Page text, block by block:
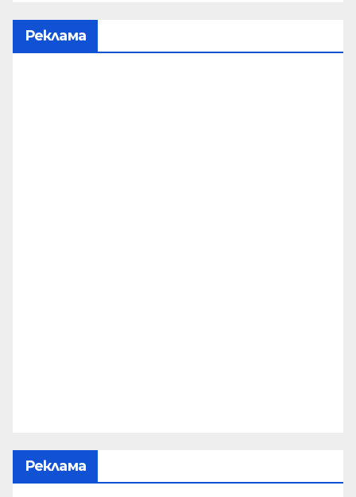
Реклама
Реклама